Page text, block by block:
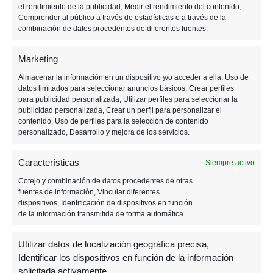
el rendimiento de la publicidad, Medir el rendimiento del contenido,
Comprender al público a través de estadísticas o a través de la
combinación de datos procedentes de diferentes fuentes.
Marketing
Almacenar la información en un dispositivo y/o acceder a ella, Uso de
datos limitados para seleccionar anuncios básicos, Crear perfiles
para publicidad personalizada, Utilizar perfiles para seleccionar la
publicidad personalizada, Crear un perfil para personalizar el
contenido, Uso de perfiles para la selección de contenido
personalizado, Desarrollo y mejora de los servicios.
Características Siempre activo
Cotejo y combinación de datos procedentes de otras
fuentes de información, Vincular diferentes
dispositivos, Identificación de dispositivos en función
de la información transmitida de forma automática.
Utilizar datos de localización geográfica precisa,
Identificar los dispositivos en función de la información
solicitada activamente.
primera versión con muchísimo por pulir.
podido probarlo a puerta cerrada
reacciones? Mayormente positivas. Hecho que
arroja mucha esperanza sobre este nuevo título.
Otros tres juegos en
camino